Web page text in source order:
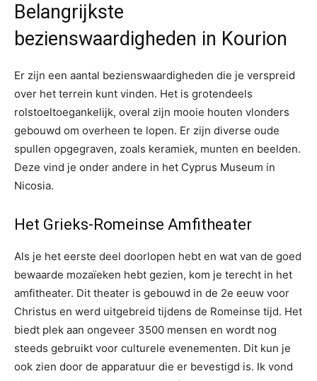
Belangrijkste
bezienswaardigheden in Kourion
Er zijn een aantal bezienswaardigheden die je verspreid
over het terrein kunt vinden. Het is grotendeels
rolstoeltoegankelijk, overal zijn mooie houten vlonders
gebouwd om overheen te lopen. Er zijn diverse oude
spullen opgegraven, zoals keramiek, munten en beelden.
Deze vind je onder andere in het Cyprus Museum in
Nicosia.
Het Grieks-Romeinse Amfitheater
Als je het eerste deel doorlopen hebt en wat van de goed
bewaarde mozaïeken hebt gezien, kom je terecht in het
amfitheater. Dit theater is gebouwd in de 2e eeuw voor
Christus en werd uitgebreid tijdens de Romeinse tijd. Het
biedt plek aan ongeveer 3500 mensen en wordt nog
steeds gebruikt voor culturele evenementen. Dit kun je
ook zien door de apparatuur die er bevestigd is. Ik vond